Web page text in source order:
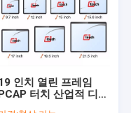
인치 열린 프레임
터치 산업적 디스